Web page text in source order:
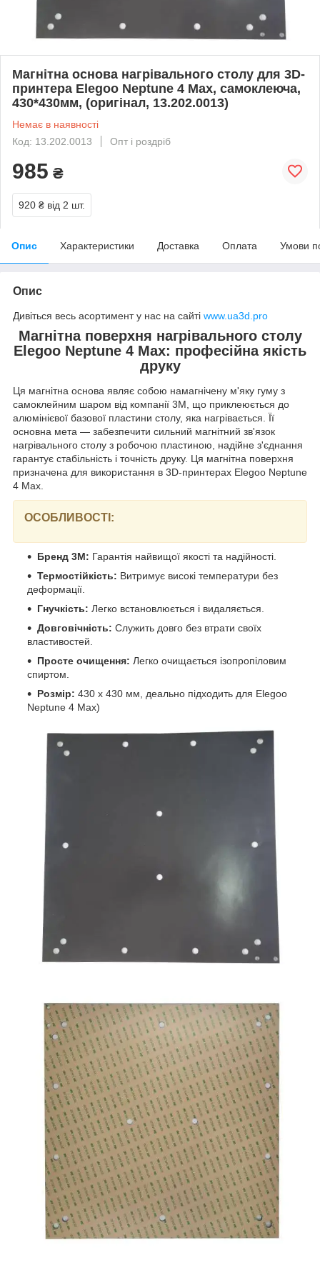
Магнітна основа нагрівального столу для 3D-
принтера Elegoo Neptune 4 Max, самоклеюча,
430*430мм, (оригінал, 13.202.0013)
Немає в наявності
Код: 13.202.0013
Опт і роздріб
985 ₴
920 ₴ від 2 шт.
Опис Характеристики Доставка Оплата Умови
Опис
Дивіться весь асортимент у нас на сайті www.ua3d.pro
Магнітна поверхня нагрівального столу
Elegoo Neptune 4 Max: професійна якість
друку
Ця магнітна основа являє собою намагнічену м'яку гуму з
самоклейним шаром від компанії 3M, що приклеюється до
алюмінієвої базової пластини столу, яка нагрівається. Її
основна мета — забезпечити сильний магнітний зв'язок
нагрівального столу з робочою пластиною, надійне з'єднання
гарантує стабільність і точність друку. Ця магнітна поверхня
призначена для використання в 3D-принтерах Elegoo Neptune
4 Max.
ОСОБЛИВОСТІ:
Бренд 3M: Гарантія найвищої якості та надійності.
Термостійкість: Витримує високі температури без
деформації.
Гнучкість: Легко встановлюється і видаляється.
Довговічність: Служить довго без втрати своїх
властивостей.
Просте очищення: Легко очищається ізопропіловим
спиртом.
Розмір: 430 x 430 мм, деально підходить для Elegoo
Neptune 4 Max)